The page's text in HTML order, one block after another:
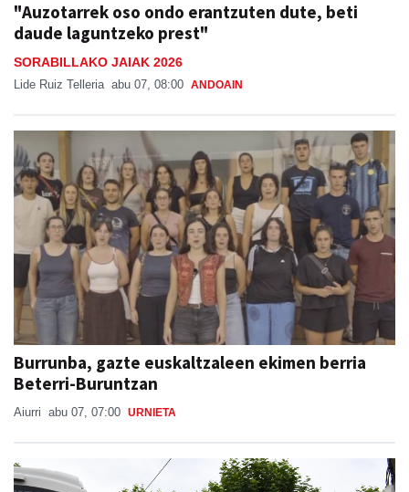
"Auzotarrek oso ondo erantzuten dute, beti
daude laguntzeko prest"
SORABILLAKO JAIAK 2026
Lide Ruiz Telleria abu 07, 08:00 ANDOAIN
Burrunba, gazte euskaltzaleen ekimen berria
Beterri-Buruntzan
Aiurri abu 07, 07:00 URNIETA